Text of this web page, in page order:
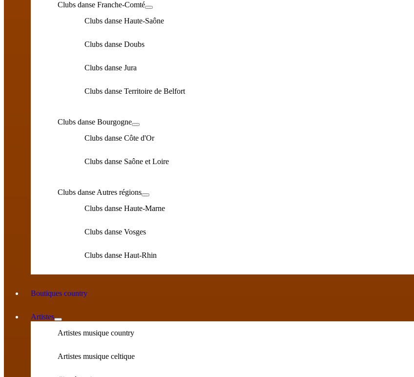
Clubs danse Franche-Comté
Clubs danse Haute-Saône
Clubs danse Doubs
Clubs danse Jura
Clubs danse Territoire de Belfort
Clubs danse Bourgogne
Clubs danse Côte d'Or
Clubs danse Saône et Loire
Clubs danse Autres régions
Clubs danse Haute-Marne
Clubs danse Vosges
Clubs danse Haut-Rhin
Boutiques country
Artistes
Artistes musique country
Artistes musique celtique